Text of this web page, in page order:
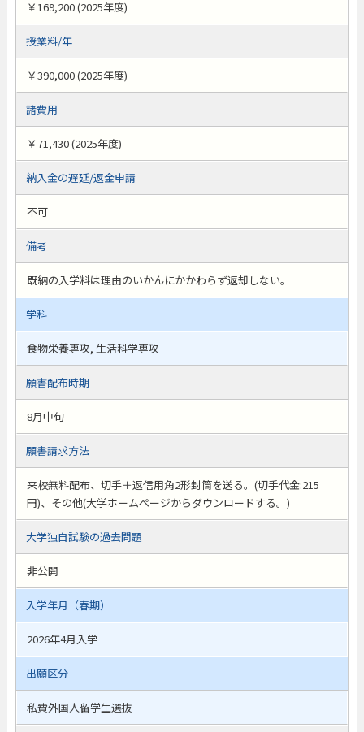
￥169,200 (2025年度)
授業料/年
￥390,000 (2025年度)
諸費用
￥71,430 (2025年度)
納入金の遅延/返金申請
不可
備考
既納の入学料は理由のいかんにかかわらず返却しない。
学科
食物栄養専攻, 生活科学専攻
願書配布時期
8月中旬
願書請求方法
来校無料配布、切手＋返信用角2形封筒を送る。(切手代金:215
円)、その他(大学ホームページからダウンロードする。)
大学独自試験の過去問題
非公開
入学年月（春期）
2026年4月入学
出願区分
私費外国人留学生選抜